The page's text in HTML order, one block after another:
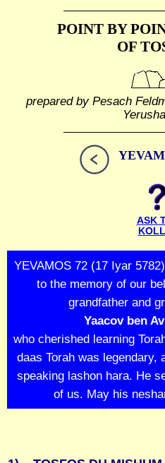
POINT BY
OF
prepared by Pesach
ASK
YEVAMOS 72 (17 Iyar
to the memory of our
grandfather and
Yaacov ben
who cherished learning
daas Torah was legendary,
speaking lashon hara. He
of us. May his